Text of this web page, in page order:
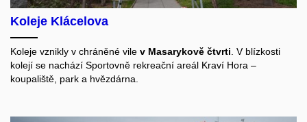
Koleje Klácelova
Koleje vznikly v chráněné vile v Masarykově čtvrti . V blízkosti
kolejí se nachází Sportovně rekreační areál Kraví Hora –
koupaliště, park a hvězdárna.